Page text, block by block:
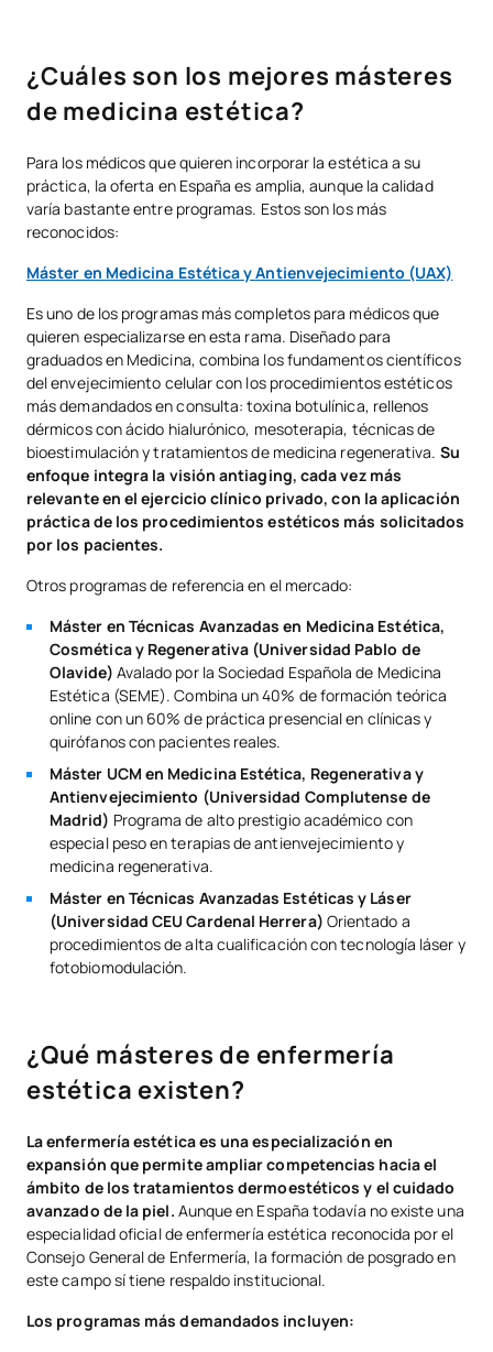
¿Cuáles son los mejores másteres
de medicina estética?
Para los médicos que quieren incorporar la estética a su
práctica, la oferta en España es amplia, aunque la calidad
varía bastante entre programas. Estos son los más
reconocidos:
Máster en Medicina Estética y Antienvejecimiento (UAX)
Es uno de los programas más completos para médicos que
quieren especializarse en esta rama. Diseñado para
graduados en Medicina, combina los fundamentos científicos
del envejecimiento celular con los procedimientos estéticos
más demandados en consulta: toxina botulínica, rellenos
dérmicos con ácido hialurónico, mesoterapia, técnicas de
bioestimulación y tratamientos de medicina regenerativa. Su
enfoque integra la visión antiaging, cada vez más
relevante en el ejercicio clínico privado, con la aplicación
práctica de los procedimientos estéticos más solicitados
por los pacientes.
Otros programas de referencia en el mercado:
Máster en Técnicas Avanzadas en Medicina Estética,
Cosmética y Regenerativa (Universidad Pablo de
Olavide) Avalado por la Sociedad Española de Medicina
Estética (SEME). Combina un 40% de formación teórica
online con un 60% de práctica presencial en clínicas y
quirófanos con pacientes reales.
Máster UCM en Medicina Estética, Regenerativa y
Antienvejecimiento (Universidad Complutense de
Madrid) Programa de alto prestigio académico con
especial peso en terapias de antienvejecimiento y
medicina regenerativa.
Máster en Técnicas Avanzadas Estéticas y Láser
(Universidad CEU Cardenal Herrera) Orientado a
procedimientos de alta cualificación con tecnología láser y
fotobiomodulación.
¿Qué másteres de enfermería
estética existen?
La enfermería estética es una especialización en
expansión que permite ampliar competencias hacia el
ámbito de los tratamientos dermoestéticos y el cuidado
avanzado de la piel. Aunque en España todavía no existe una
especialidad oficial de enfermería estética reconocida por el
Consejo General de Enfermería, la formación de posgrado en
este campo sí tiene respaldo institucional.
Los programas más demandados incluyen: